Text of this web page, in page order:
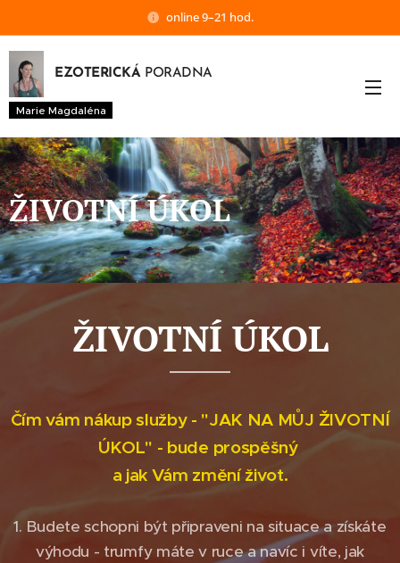
online 9–21 hod.
EZOTERICKÁPORADNA
Marie Magdaléna
ŽIVOTNÍ ÚKOL
ŽIVOTNÍ ÚKOL
Čím vám nákup služby - "JAK NA MŮJ ŽIVOTNÍ
ÚKOL" - bude prospěšný
a jak Vám změní život.
1. Budete schopni být připraveni na situace a získáte
výhodu - trumfy máte v ruce a navíc i víte, jak